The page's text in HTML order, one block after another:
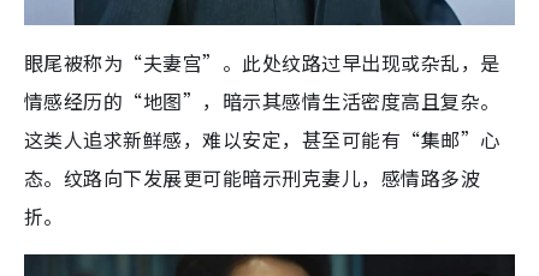
眼尾被称为“夫妻宫”。此处纹路过早出现或杂乱，是
情感经历的“地图”，暗示其感情生活密度高且复杂。
这类人追求新鲜感，难以安定，甚至可能有“集邮”心
态。纹路向下发展更可能暗示刑克妻儿，感情路多波
折。